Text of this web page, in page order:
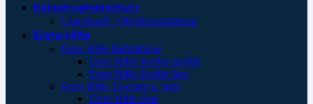
Katastrophenschutz
Unterkunft / Objektausstattung
Erste-Hilfe
Erste Hilfe Behältnisse
Erste Hilfe-Koffer gefüllt
Erste Hilfe-Koffer leer
Erste Hilfe Taschen u. Sets
Erste Hilfe-Sets